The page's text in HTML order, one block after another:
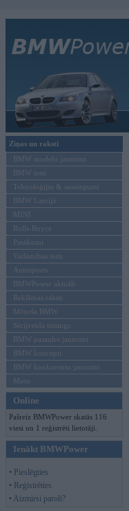
Ziņas un raksti
BMW modeļu jaunumi
BMW testi
Tehnoloģijas & sasniegumi
BMW Latvijā
MINI
Rolls-Royce
Pasākumi
Vadāmības tests
Autosports
BMWPower aktuāli
Reklāmas raksti
Mēneša BMW
Sērijveida tūnings
BMW pasaules jaunumi
BMW koncepti
BMW konkurentu jaunumi
Moto
Online
Pašreiz BMWPower skatās 116
viesi un 1 reģistrēti lietotāji.
Ienākt BMWPower
• Pieslēgties
• Reģistrēties
• Aizmirsi paroli?